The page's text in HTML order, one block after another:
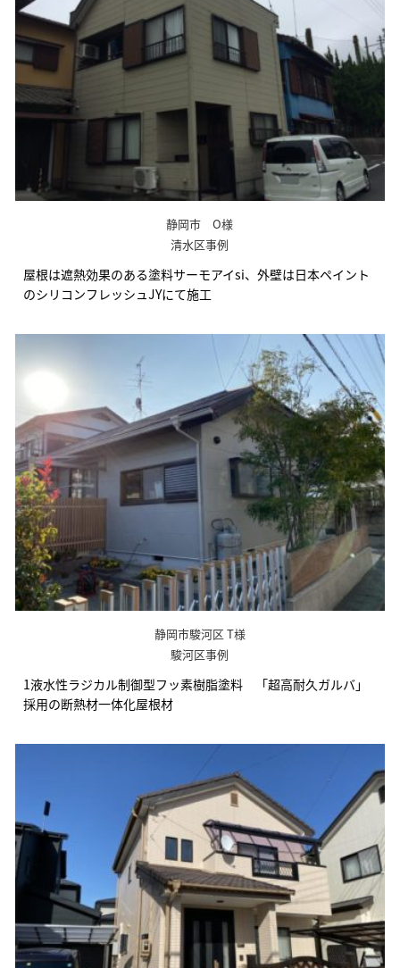
静岡市 O様
清水区事例
屋根は遮熱効果のある塗料サーモアイsi、外壁は日本ペイント
のシリコンフレッシュJYにて施工
静岡市駿河区 T様
駿河区事例
1液水性ラジカル制御型フッ素樹脂塗料 「超高耐久ガルバ」
採用の断熱材一体化屋根材